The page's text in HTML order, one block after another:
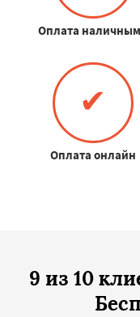
Оплата
✔
Оплата онлайн
9 из 10